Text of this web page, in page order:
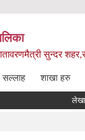
सुन्दर
सल्लाह शाखा हरु
लेखा